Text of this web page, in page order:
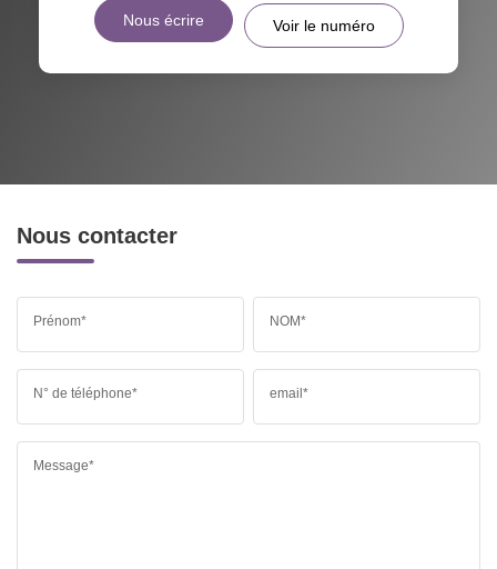
Nous écrire Voir le numéro
Nous contacter
Prénom* NOM*
N° de téléphone* email*
Message*